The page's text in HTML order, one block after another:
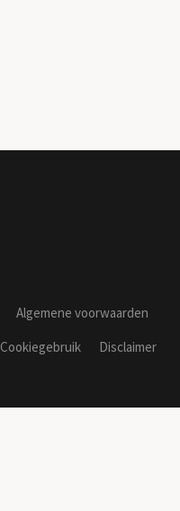
Algemene voorwaarden
Cookiegebruik
Disclaimer